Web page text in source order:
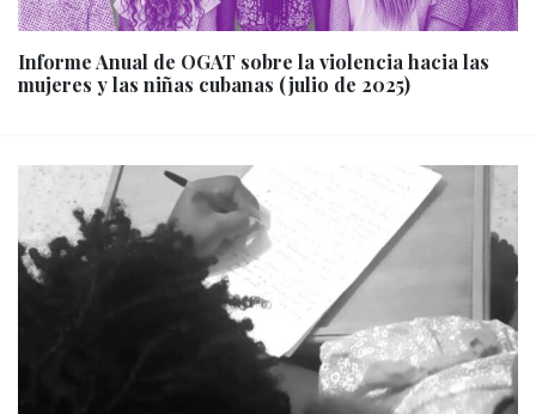
Informe Anual de OGAT sobre la violencia hacia las
mujeres y las niñas cubanas (julio de 2025)